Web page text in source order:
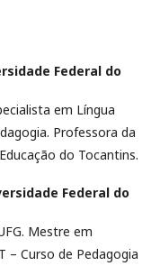
Federal do
em Língua
Professora da
do Tocantins.
Federal do
Mestre em
– Curso de Pedagogia